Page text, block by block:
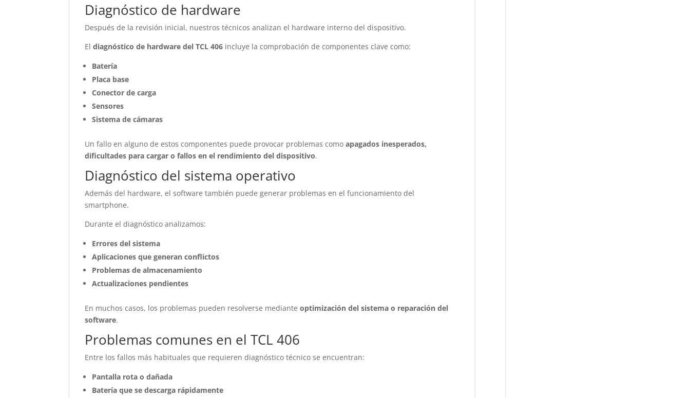
Diagnóstico de hardware
Después de la revisión inicial, nuestros técnicos analizan el hardware interno del dispositivo.
Eldiagnóstico de hardware del TCL 406 incluye la comprobación de componentes clave como:
Batería
Placa base
Conector de carga
Sensores
Sistema de cámaras
Un fallo en alguno de estos componentes puede provocar problemas comoapagados inesperados,
dificultades para cargar o fallos en el rendimiento del dispositivo.
Diagnóstico del sistema operativo
Además del hardware, el software también puede generar problemas en el funcionamiento del
smartphone.
Durante el diagnóstico analizamos:
Errores del sistema
Aplicaciones que generan conflictos
Problemas de almacenamiento
Actualizaciones pendientes
En muchos casos, los problemas pueden resolverse medianteoptimización del sistema o reparación del
software.
Problemas comunes en el TCL 406
Entre los fallos más habituales que requieren diagnóstico técnico se encuentran:
Pantalla rota o dañada
Batería que se descarga rápidamente